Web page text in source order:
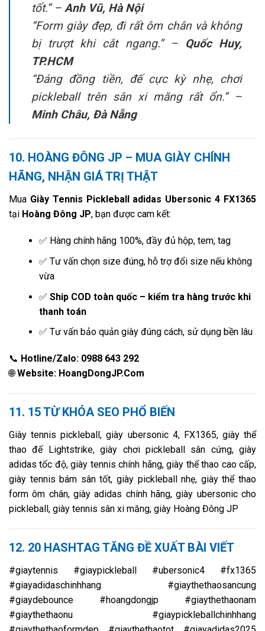
tốt.” – Anh Vũ, Hà Nội
“Form giày đẹp, đi rất ôm chân và không
bị trượt khi cắt ngang.” – Quốc Huy,
TP.HCM
“Đáng đồng tiền, đế cực kỳ nhẹ, chơi
pickleball trên sân xi măng rất ổn.” –
Minh Châu, Đà Nẵng
10. HOÀNG ĐÔNG JP – MUA GIÀY CHÍNH
HÃNG, NHẬN GIÁ TRỊ THẬT
Mua Giày Tennis Pickleball adidas Ubersonic 4 FX1365
tại Hoàng Đông JP, bạn được cam kết:
✅ Hàng chính hãng 100%, đầy đủ hộp, tem, tag
✅ Tư vấn chọn size đúng, hỗ trợ đổi size nếu không
vừa
✅ Ship COD toàn quốc – kiểm tra hàng trước khi
thanh toán
✅ Tư vấn bảo quản giày đúng cách, sử dụng bền lâu
📞 Hotline/Zalo: 0988 643 292
🌐Website: HoangDongJP.Com
11. 15 TỪ KHÓA SEO PHỔ BIẾN
Giày tennis pickleball, giày ubersonic 4, FX1365, giày thể
thao đế Lightstrike, giày chơi pickleball sân cứng, giày
adidas tốc độ, giày tennis chính hãng, giày thể thao cao cấp,
giày tennis bám sân tốt, giày pickleball nhẹ, giày thể thao
form ôm chân, giày adidas chính hãng, giày ubersonic cho
pickleball, giày tennis sân xi măng, giày Hoàng Đông JP
12. 20 HASHTAG TĂNG ĐỀ XUẤT BÀI VIẾT
#giaytennis #giaypickleball #ubersonic4 #fx1365
#giayadidaschinhhang #giaythethaosancung
#giaydebounce #hoangdongjp #giaythethaonam
#giaythethaonu #giaypickleballchinhhang